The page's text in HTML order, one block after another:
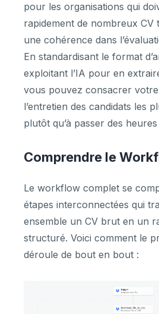
pour les organisations qui
rapidement de nombreux CV
une cohérence dans
En standardisant le format
exploitant l’IA pour en
vous pouvez consacrer
l’entretien des candidats les
plutôt qu’à passer des
Comprendre le
Le workflow complet se
étapes interconnectées qui
ensemble un CV brut en un
structuré. Voici comment le
déroule de bout en bout :